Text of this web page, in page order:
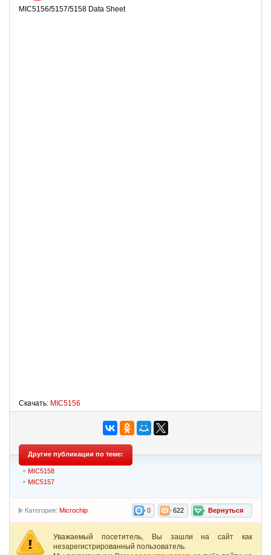
MIC5156/5157/5158 Data Sheet
Скачать: MIC5156
Другие публикации по теме:
MIC5158
MIC5157
Вернуться
622
0
Категория: Microchip
Уважаемый посетитель, Вы зашли на сайт как
незарегистрированный пользователь.